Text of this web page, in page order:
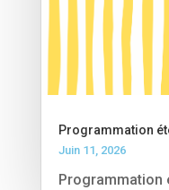
Programmation
Juin 11, 2026
Programmation